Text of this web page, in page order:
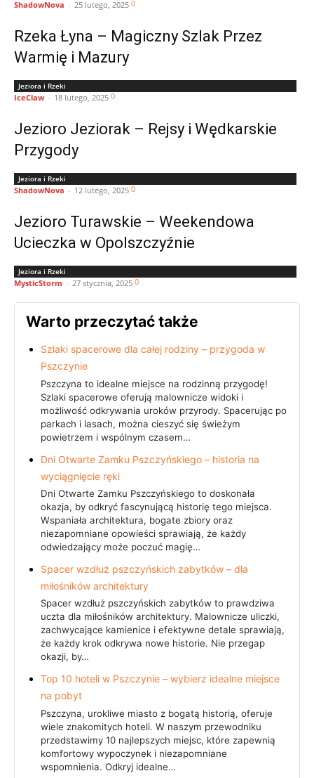
ShadowNova - 25 lutego, 2025 0
Rzeka Łyna – Magiczny Szlak Przez
Warmię i Mazury
Jeziora i Rzeki
IceClaw - 18 lutego, 2025 0
Jezioro Jeziorak – Rejsy i Wędkarskie
Przygody
Jeziora i Rzeki
ShadowNova - 12 lutego, 2025 0
Jezioro Turawskie – Weekendowa
Ucieczka w Opolszczyźnie
Jeziora i Rzeki
MysticStorm - 27 stycznia, 2025 0
Warto przeczytać także
Szlaki spacerowe dla całej rodziny – przygoda w
Pszczynie
Pszczyna to idealne miejsce na rodzinną przygodę!
Szlaki spacerowe oferują malownicze widoki i
możliwość odkrywania uroków przyrody. Spacerując po
parkach i lasach, można cieszyć się świeżym
powietrzem i wspólnym czasem…
Dni Otwarte Zamku Pszczyńskiego – historia na
wyciągnięcie ręki
Dni Otwarte Zamku Pszczyńskiego to doskonała
okazja, by odkryć fascynującą historię tego miejsca.
Wspaniała architektura, bogate zbiory oraz
niezapomniane opowieści sprawiają, że każdy
odwiedzający może poczuć magię…
Spacer wzdłuż pszczyńskich zabytków – dla
miłośników architektury
Spacer wzdłuż pszczyńskich zabytków to prawdziwa
uczta dla miłośników architektury. Malownicze uliczki,
zachwycające kamienice i efektywne detale sprawiają,
że każdy krok odkrywa nowe historie. Nie przegap
okazji, by…
Top 10 hoteli w Pszczynie – wybierz idealne miejsce
na pobyt
Pszczyna, urokliwe miasto z bogatą historią, oferuje
wiele znakomitych hoteli. W naszym przewodniku
przedstawimy 10 najlepszych miejsc, które zapewnią
komfortowy wypoczynek i niezapomniane
wspomnienia. Odkryj idealne…